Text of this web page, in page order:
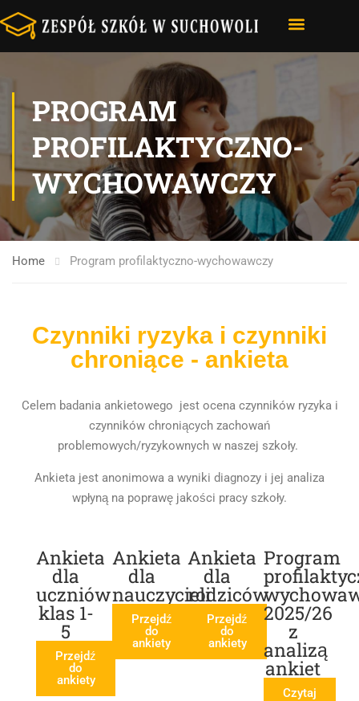
PROGRAM
PROFILAKTYCZNO-
WYCHOWAWCZY
Home Program profilaktyczno-wychowawczy
Czynniki ryzyka i czynniki
chroniące - ankieta
Celem badania ankietowego jest ocena czynników ryzyka i
czynników chroniących zachowań
problemowych/ryzykownych w naszej szkoły.
Ankieta jest anonimowa a wyniki diagnozy i jej analiza
wpłyną na poprawę jakości pracy szkoły.
Ankieta
dla
uczniów
klas 1-
5
Przejdź
do
ankiety
Ankieta
dla
nauczycieli
Przejdź
do
ankiety
Ankieta
dla
rodziców
Przejdź
do
ankiety
Program
2025/26
z
analizą
ankiet
Czytaj